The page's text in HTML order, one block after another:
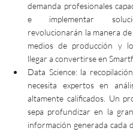
demanda profesionales
e implementar
revolucionarán la manera
medios de producción y
llegar a convertirse en
Data Science: la
necesita expertos en
altamente calificados. Un
sepa profundizar en la
información generada cada